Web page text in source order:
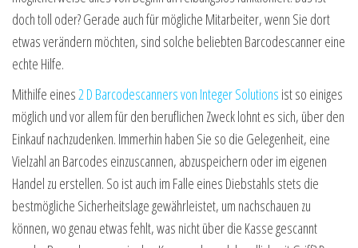
doch toll oder? Gerade auch für mögliche Mitarbeiter, wenn Sie dort
etwas verändern möchten, sind solche beliebten Barcodescanner eine
echte Hilfe.
Mithilfe eines2 D Barcodescanners von Integer Solutions ist so einiges
möglich und vor allem für den beruflichen Zweck lohnt es sich, über den
Einkauf nachzudenken. Immerhin haben Sie so die Gelegenheit, eine
Vielzahl an Barcodes einzuscannen, abzuspeichern oder im eigenen
Handel zu erstellen. So ist auch im Falle eines Diebstahls stets die
bestmögliche Sicherheitslage gewährleistet, um nachschauen zu
können, wo genau etwas fehlt, was nicht über die Kasse gescannt